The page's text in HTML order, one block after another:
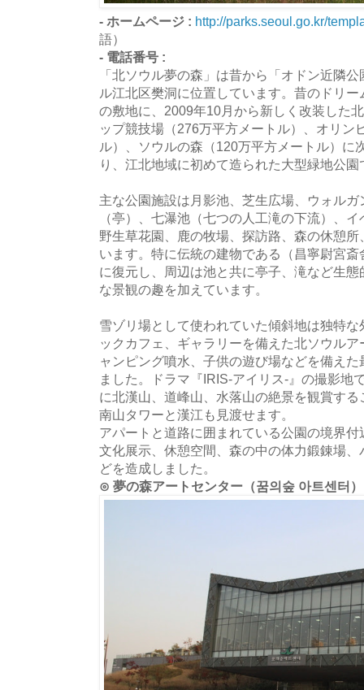
- ホームページ : http://parks.seoul.go.kr/
語）
- 電話番号 :
「北ソウル夢の森」は昔から「オドン近隣
ル江北区樊洞に位置しています。昔のドリ
の敷地に、2009年10月から新しく改装した
ップ競技場（276万平方メートル）、オリン
ル）、ソウルの森（120万平方メートル）に
り、江北地域に初めて造られた大型緑地公園
主な公園施設は月影池、芝生広場、ウォル
（亭）、七瀑池（七つの人工滝の下流）、
野生草花園、鹿の牧場、探訪路、森の休憩
います。特に伝統の建物である（昌寧尉宮
に復元し、周辺は池と共に亭子、滝など生
な景観の趣を加えています。
雪ゾリ場として使われていた傾斜地は独特
ックカフェ、ギャラリーを備えた北ソウル
ャンピング噴水、子供の遊び場などを備え
ました。ドラマ『IRIS-アイリス-』の撮影地
に北漢山、道峰山、水落山の絶景を観賞す
南山タワーと漢江も見渡せます。
アパートと道路に囲まれている公園の境界
文化展示、休憩空間、森の中の体力鍛錬場
どを造成しました。
⊙ 夢の森アートセンター（꿈의숲 아트센터）